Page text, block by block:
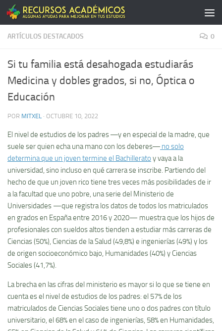
Saltar al contenido
ARTÍCULOS DESTACADOS 0
Si tu familia está desahogada estudiarás
Medicina y dobles grados, si no, Óptica o
Educación
POR MITXEL · OCTUBRE 10, 2022
El nivel de estudios de los padres ―y en especial de la madre, que
suele ser quien echa una mano con los deberes― no solo
determina que un joven termine el Bachillerato y vaya a la
universidad, sino incluso en qué carrera se inscribe. Partiendo del
hecho de que un joven rico tiene tres veces más posibilidades de ir
a la facultad que uno pobre, una serie del Ministerio de
Universidades —que registra los datos de todos los matriculados
en grados en España entre 2016 y 2020— muestra que los hijos de
profesionales con sueldos altos tienden a estudiar más carreras de
Ciencias (50%), Ciencias de la Salud (49,8%) e ingenierías (49%) y los
de origen socioeconómico bajo, Humanidades (40%) y Ciencias
Sociales (41,7%).
La brecha en las cifras del ministerio es mayor si lo que se tiene en
cuenta es el nivel de estudios de los padres: el 57% de los
matriculados de Ciencias Sociales tiene uno o dos padres con título
universitario, el 68% en el caso de ingenierías, 58% en Humanidades,